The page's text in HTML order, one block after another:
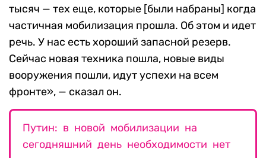
тысяч — тех еще, которые [были набраны] когда
частичная мобилизация прошла. Об этом и идет
речь. У нас есть хороший запасной резерв.
Сейчас новая техника пошла, новые виды
вооружения пошли, идут успехи на всем
фронте», — сказал он.
Путин: в новой мобилизации на
сегодняшний день необходимости нет